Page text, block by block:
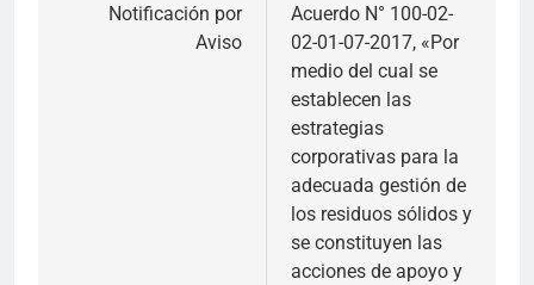
Notificación por
Aviso
Acuerdo N° 100-02-
02-01-07-2017, «Por
medio del cual se
establecen las
estrategias
corporativas para la
adecuada gestión de
los residuos sólidos y
se constituyen las
acciones de apoyo y